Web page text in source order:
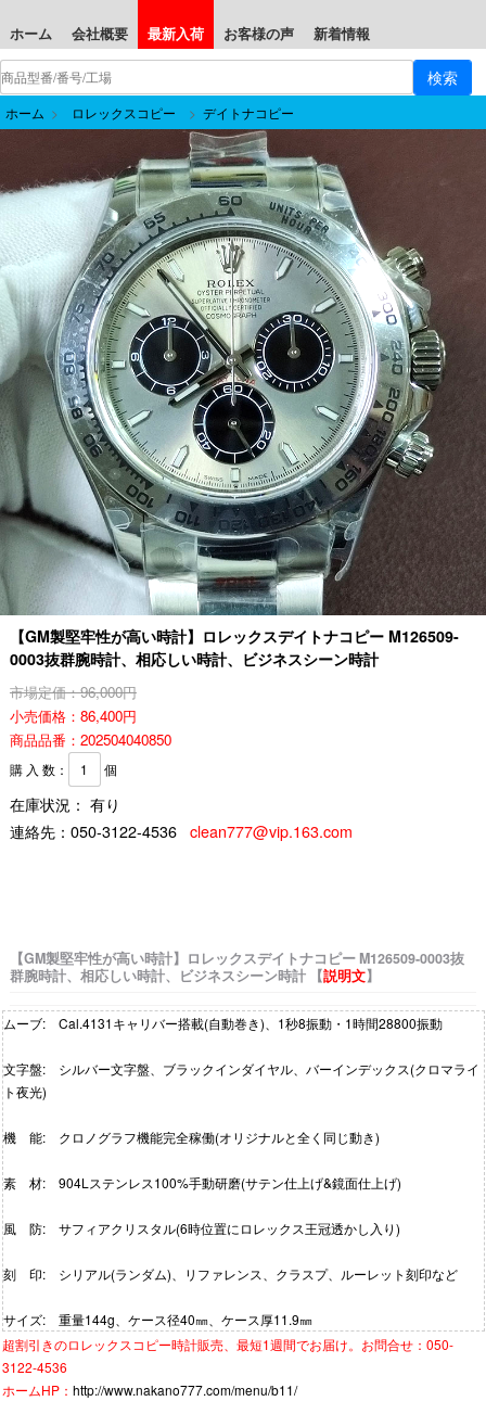
ホーム 会社概要 最新入荷 お客様の声 新着情報
ホーム > ロレックスコピー > デイトナコピー
【GM製堅牢性が高い時計】ロレックスデイトナコピー M126509-
0003抜群腕時計、相応しい時計、ビジネスシーン時計
市場定価：96,000円
小売価格：86,400円
商品品番：202504040850
購 入 数： 個
在庫状況： 有り
連絡先： 050-3122-4536 clean777@vip.163.com
【GM製堅牢性が高い時計】ロレックスデイトナコピー M126509-0003抜
群腕時計、相応しい時計、ビジネスシーン時計 【説明文】
ムーブ: Cal.4131キャリバー搭載(自動巻き)、1秒8振動・1時間28800振動
文字盤: シルバー文字盤、ブラックインダイヤル、バーインデックス(クロマライ
ト夜光)
機 能: クロノグラフ機能完全稼働(オリジナルと全く同じ動き)
素 材: 904Lステンレス100%手動研磨(サテン仕上げ&鏡面仕上げ)
風 防: サフィアクリスタル(6時位置にロレックス王冠透かし入り)
刻 印: シリアル(ランダム)、リファレンス、クラスプ、ルーレット刻印など
サイズ: 重量144g、ケース径40㎜、ケース厚11.9㎜
超割引きのロレックスコピー時計販売、最短1週間でお届け。お問合せ：050-
3122-4536
ホームHP： http://www.nakano777.com/menu/b11/